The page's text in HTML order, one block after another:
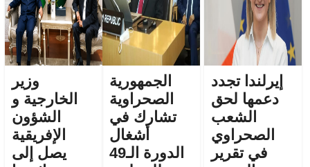
إيرلندا تجدد
دعمها لحق
الشعب
الصحراوي
في تقرير
الجمهورية
الصحراوية
تشارك في
أشغال
الدورة الـ49
وزير
الخارجية و
الشؤون
الإفريقية
يصل إلى